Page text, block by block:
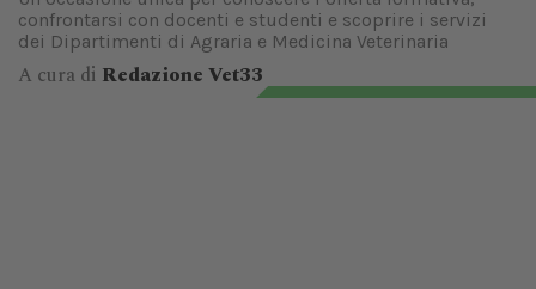
confrontarsi con docenti e studenti e scoprire i servizi
dei Dipartimenti di Agraria e Medicina Veterinaria
A cura di Redazione Vet33